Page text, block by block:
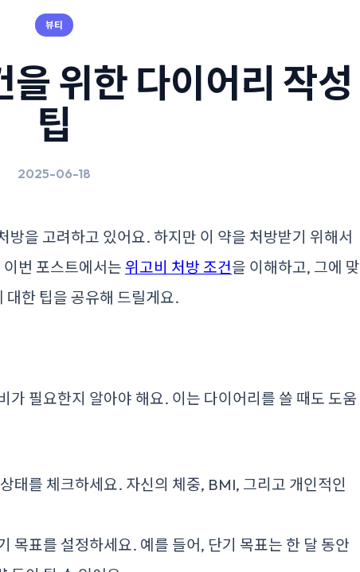
뷰티
위한 다이어리 작성
팁
2025-06-18
방을 고려하고 있어요. 하지만 이 약을 처방받기 위해서
번 포스트에서는 위고비 처방 조건을 이해하고, 그에 맞
대한 팁을 공유해 드릴게요.
가 필요한지 알아야 해요. 이는 다이어리를 쓸 때도 도움
태를 체크하세요. 자신의 체중, BMI, 그리고 개인적인
목표를 설정하세요. 예를 들어, 단기 목표는 한 달 동안